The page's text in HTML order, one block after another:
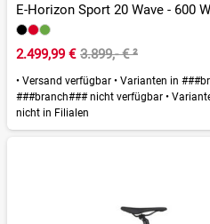
E-Horizon Sport 20 Wave - 600
2.499,99 € 3.899,- €²
• Versand verfügbar • Varianten in
###branch### nicht verfügbar •
nicht in Filialen